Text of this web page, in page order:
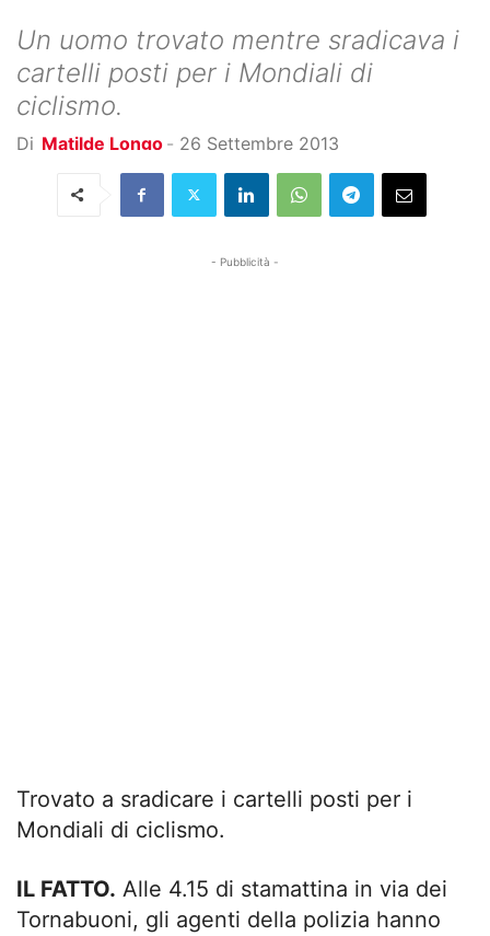
Un uomo trovato mentre sradicava i
cartelli posti per i Mondiali di
ciclismo.
Di Matilde Longo - 26 Settembre 2013
- Pubblicità -
Trovato a sradicare i cartelli posti per i
Mondiali di ciclismo.
IL FATTO. Alle 4.15 di stamattina in via dei
Tornabuoni, gli agenti della polizia hanno